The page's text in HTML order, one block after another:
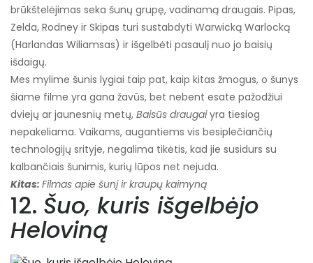
brūkštelėjimas seka šunų grupę, vadinamą draugais. Pipas,
Zelda, Rodney ir Skipas turi sustabdyti Warwicką Warlocką
(Harlandas Wiliamsas) ir išgelbėti pasaulį nuo jo baisių
išdaigų.
Mes mylime šunis lygiai taip pat, kaip kitas žmogus, o šunys
šiame filme yra gana žavūs, bet nebent esate pažodžiui
dviejų ar jaunesnių metų, Baisūs draugaiyra tiesiog
nepakeliama. Vaikams, augantiems vis besiplečiančių
technologijų srityje, negalima tikėtis, kad jie susidurs su
kalbančiais šunimis, kurių lūpos net nejuda.
Kitas: Filmas apie šunį ir kraupų kaimyną
12. Šuo, kuris išgelbėjo
Heloviną